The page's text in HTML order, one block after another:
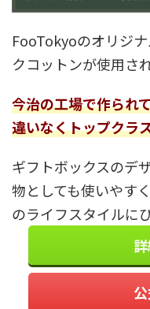
FooTokyoのオリジ
クコットンが使用さ
今治の工場で作られ
違いなくトップクラ
ギフトボックスのデ
物としても使いやす
のライフスタイルに